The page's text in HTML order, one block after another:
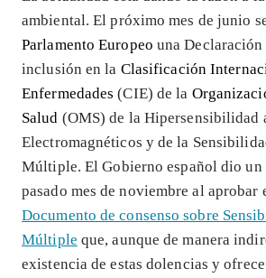
ambiental. El próximo mes de junio
Parlamento Europeo una
inclusión en la Clasificación
Enfermedades (CIE) de la
Salud (OMS) de la Hipersensibilidad
Electromagnéticos y de la
Múltiple. El Gobierno español dio un
pasado mes de noviembre al aprobar
Documento de consenso sobre
Múltiple que, aunque de manera
existencia de estas dolencias y